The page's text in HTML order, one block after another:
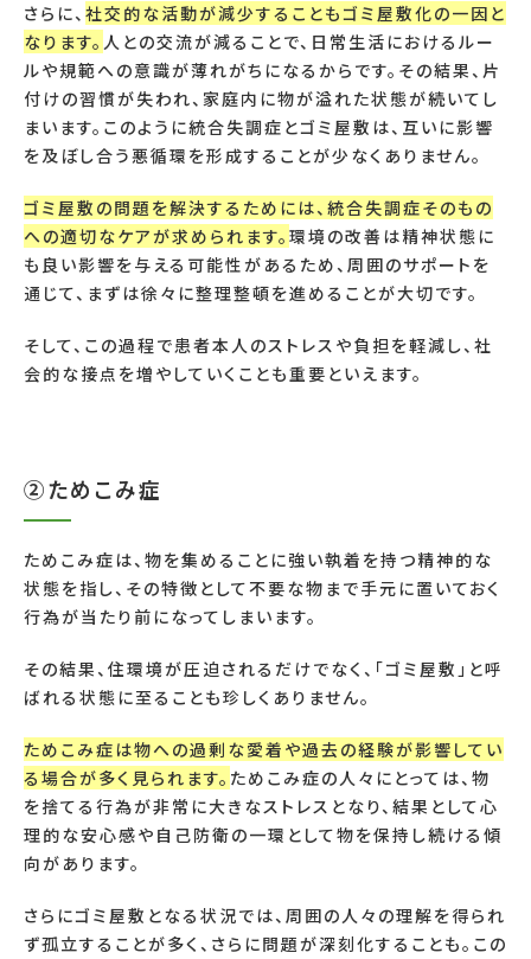
さらに、 社交的な活動が減少することもゴミ屋敷化の一因と
なります。 人との交流が減ることで、日常生活におけるルー
ルや規範への意識が薄れがちになるからです。その結果、片
付けの習慣が失われ、家庭内に物が溢れた状態が続いてし
まいます。このように統合失調症とゴミ屋敷は、互いに影響
を及ぼし合う悪循環を形成することが少なくありません。
ゴミ屋敷の問題を解決するためには、統合失調症そのもの
への適切なケアが求められます。 環境の改善は精神状態に
も良い影響を与える可能性があるため、周囲のサポートを
通じて、まずは徐々に整理整頓を進めることが大切です。
そして、この過程で患者本人のストレスや負担を軽減し、社
会的な接点を増やしていくことも重要といえます。
②ためこみ症
ためこみ症は、物を集めることに強い執着を持つ精神的な
状態を指し、その特徴として不要な物まで手元に置いておく
行為が当たり前になってしまいます。
その結果、住環境が圧迫されるだけでなく、「ゴミ屋敷」と呼
ばれる状態に至ることも珍しくありません。
ためこみ症は物への過剰な愛着や過去の経験が影響してい
る場合が多く見られます。 ためこみ症の人々にとっては、物
を捨てる行為が非常に大きなストレスとなり、結果として心
理的な安心感や自己防衛の一環として物を保持し続ける傾
向があります。
さらにゴミ屋敷となる状況では、周囲の人々の理解を得られ
ず孤立することが多く、さらに問題が深刻化することも。この